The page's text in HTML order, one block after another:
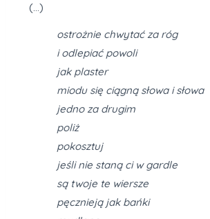
(…)
ostrożnie chwytać za róg
i odlepiać powoli
jak plaster
miodu się ciągną słowa i słowa
jedno za drugim
poliż
pokosztuj
jeśli nie staną ci w gardle
są twoje te wiersze
pęcznieją jak bańki